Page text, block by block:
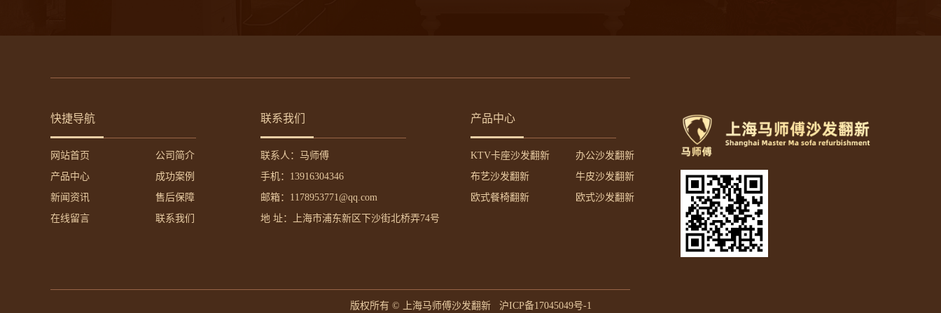
快捷导航
网站首页
公司简介
产品中心
成功案例
新闻资讯
售后保障
在线留言
联系我们
联系我们
联系人：马师傅
手机：13916304346
邮箱：1178953771@qq.com
地 址：上海市浦东新区下沙街北桥弄74号
产品中心
KTV卡座沙发翻新
办公沙发翻新
布艺沙发翻新
牛皮沙发翻新
欧式餐椅翻新
欧式沙发翻新
版权所有 © 上海马师傅沙发翻新 沪ICP备17045049号-1